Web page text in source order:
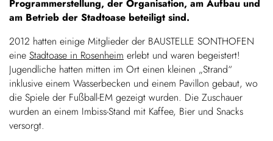
Programmerstellung, der Organisation, am Aufbau und
am Betrieb der Stadtoase beteiligt sind.
2012 hatten einige Mitglieder der BAUSTELLE SONTHOFEN
eine Stadtoase in Rosenheim erlebt und waren begeistert!
Jugendliche hatten mitten im Ort einen kleinen „Strand“
inklusive einem Wasserbecken und einem Pavillon gebaut, wo
die Spiele der Fußball-EM gezeigt wurden. Die Zuschauer
wurden an einem Imbiss-Stand mit Kaffee, Bier und Snacks
versorgt.